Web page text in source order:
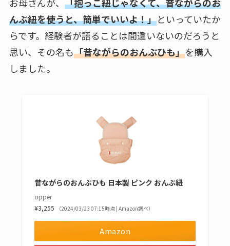
お母さんが、 「抱っこ紐じゃなくて、昔ながらのお
んぶ紐を使うと、簡単でいいよ！」といっていたか
らです。経験者が語ることは間違いないのだろうと
思い、その名も「昔ながらのおんぶひも」を購入
しました。
昔ながらのおんぶひも 日本製 ピンク おんぶ紐
opper
¥3,255
（2024/03/23 07:15時点 | Amazon調べ）
Amazon